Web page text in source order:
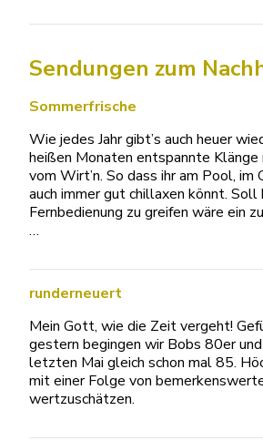
Sendungen zum
Sommerfrische
Wie jedes Jahr gibt’s auch heuer
heißen Monaten entspannte
vom Wirt’n. So dass ihr am Pool, im
auch immer gut chillaxen könnt.
Fernbedienung zu greifen wäre ein
…
runderneuert
Mein Gott, wie die Zeit vergeht!
gestern begingen wir Bobs 80er
letzten Mai gleich schon mal 85.
mit einer Folge von
wertzuschätzen.